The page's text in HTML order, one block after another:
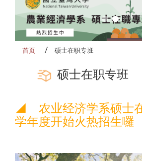
首页 硕士在职专班
硕士在职专班
◢ 农业经济学系硕士
学年度开始火热招生囉